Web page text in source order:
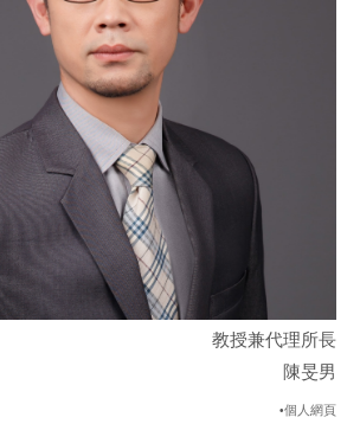
教授兼代理所長
陳旻男
•個人網頁